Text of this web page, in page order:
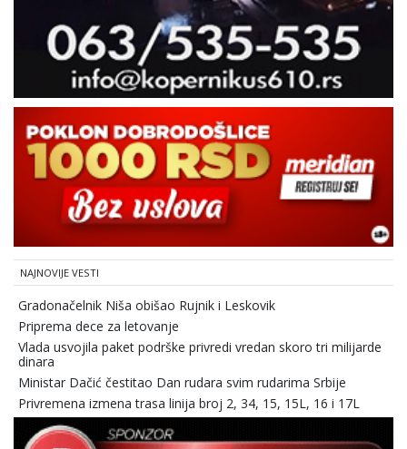
NAJNOVIJE VESTI
Gradonačelnik Niša obišao Rujnik i Leskovik
Priprema dece za letovanje
Vlada usvojila paket podrške privredi vredan skoro tri milijarde
dinara
Ministar Dačić čestitao Dan rudara svim rudarima Srbije
Privremena izmena trasa linija broj 2, 34, 15, 15L, 16 i 17L